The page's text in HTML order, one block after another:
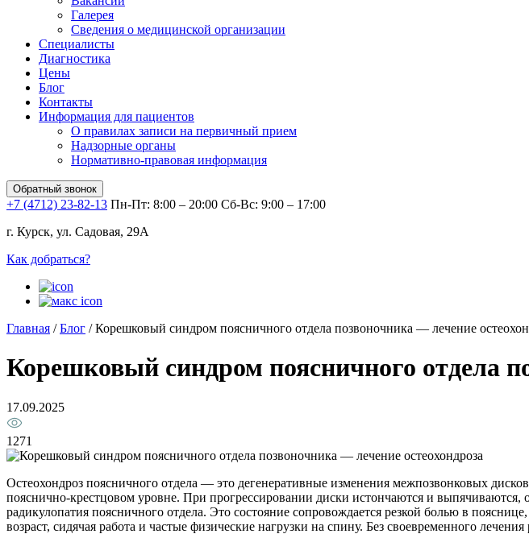
Галерея
Сведения о медицинской организации
Специалисты
Диагностика
Цены
Блог
Контакты
Информация для пациентов
О правилах записи на первичный прием
Надзорные органы
Нормативно-правовая информация
Обратный звонок
+7 (4712) 23-82-13 Пн-Пт: 8:00 – 20:00 Сб-Вс: 9:00 – 17:00
г. Курск, ул. Садовая, 29А
Как добраться?
Главная /Блог /Корешковый синдром поясничного отдела позвоночника — лечение
Корешковый синдром поясничного отдела
17.09.2025
1271
Остеохондроз поясничного отдела — это дегенеративные изменения межпозвонковых
пояснично-крестцовом уровне. При прогрессировании диски истончаются и выпячиваются,
радикулопатия поясничного отдела. Это состояние сопровождается резкой болью в
возраст, сидячая работа и частые физические нагрузки на спину. Без своевременного